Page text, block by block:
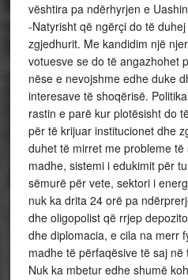
vështira pa ndërhyrjen e
-Natyrisht që ngërçi do të
zgjedhurit. Me kandidim një
votuesve se do të angazhohet
nëse e nevojshme edhe duke
interesave të shoqërisë.
rastin e parë kur plotësisht do
për të krijuar institucionet dhe
duhet të mirret me probleme
madhe, sistemi i edukimit për
sëmurë për vete, sektori i
nuk ka drita 24 orë pa
dhe oligopolist që rrjep
dhe diplomacia, e cila na merr
madhe të përfaqësive të saj
Nuk ka mbetur edhe shumë